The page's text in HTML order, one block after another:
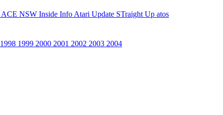
ACE NSW Inside Info Atari Update STraight Up atos
1998 1999 2000 2001 2002 2003 2004